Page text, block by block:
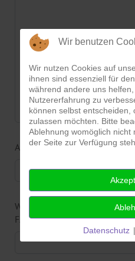
Anzahl der Gäste
Welchen Teil des Hauses
FAQ)?
Wir benutzen
Wir nutzen Cookies auf
ihnen sind essenziell für
während andere uns
Nutzererfahrung zu
können selbst entscheiden,
zulassen möchten. Bitte
Ablehnung womöglich nicht
der Seite zur Verfügung
Datenschutz |